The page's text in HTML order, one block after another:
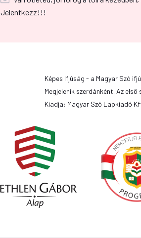
Jelentkezz!!!
Képes Ifjúság - a Magyar Szó
Megjelenik szerdánként. Az
Kiadja: Magyar Szó Lapkiadó